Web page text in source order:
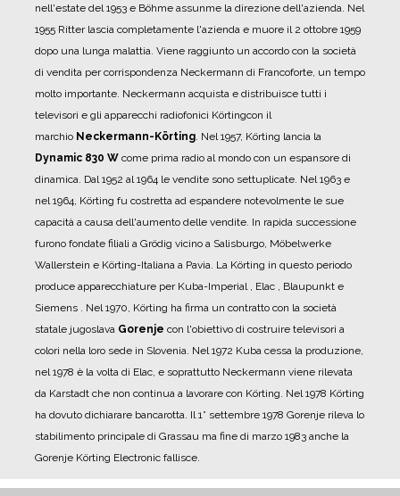
nell'estate del 1953 e Böhme assunme la direzione dell'azienda. Nel
1955 Ritter lascia completamente l'azienda e muore il 2 ottobre 1959
dopo una lunga malattia. Viene raggiunto un accordo con la società
di vendita per corrispondenza Neckermann di Francoforte, un tempo
molto importante. Neckermann acquista e distribuisce tutti i
televisori e gli apparecchi radiofonici Körtingcon il
marchio Neckermann-Körting Nel 1957, Körting lancia la
Dynamic 830 W come prima radio al mondo con un espansore di
dinamica. Dal 1952 al 1964 le vendite sono settuplicate. Nel 1963 e
nel 1964, Körting fu costretta ad espandere notevolmente le sue
capacità a causa dell'aumento delle vendite. In rapida successione
furono fondate filiali a Grödig vicino a Salisburgo, Möbelwerke
Wallerstein e Körting-Italiana a Pavia. La Körting in questo periodo
produce apparecchiature per Kuba-Imperial , Elac , Blaupunkt e
Siemens .
Nel 1970, Körting ha firma un contratto con la società
statale jugoslava Gorenje con l'obiettivo di costruire televisori a
colori nella loro sede in Slovenia. Nel 1972 Kuba cessa la produzione,
nel 1978 è la volta di Elac, e soprattutto Neckermann viene rilevata
da Karstadt che non continua a lavorare con Körting. Nel 1978 Körting
ha dovuto dichiarare bancarotta. Il 1° settembre 1978 Gorenje rileva lo
stabilimento principale di Grassau ma fine di marzo 1983 anche la
Gorenje Körting Electronic fallisce.